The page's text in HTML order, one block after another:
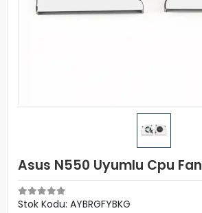
Asus N550 Uyumlu Cpu Fan
Stok Kodu: AYBRGFYBKG